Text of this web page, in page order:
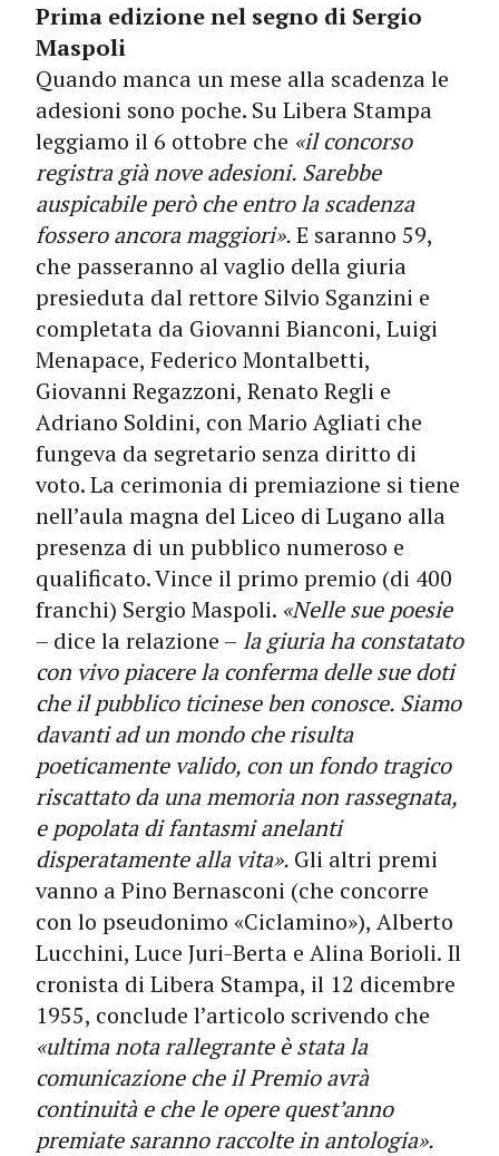
Prima edizione nel segno di Sergio
Maspoli
Quando manca un mese alla scadenza le
adesioni sono poche. Su Libera Stampa
leggiamo il 6 ottobre che «il concorso
registra già nove adesioni. Sarebbe
auspicabile però che entro la scadenza
fossero ancora maggiori».E saranno 59,
che passeranno al vaglio della giuria
presieduta dal rettore Silvio Sganzini e
completata da Giovanni Bianconi, Luigi
Menapace, Federico Montalbetti,
Giovanni Regazzoni, Renato Regli e
Adriano Soldini, con Mario Agliati che
fungeva da segretario senza diritto di
voto. La cerimonia di premiazione si tiene
nell’aula magna del Liceo di Lugano alla
presenza di un pubblico numeroso e
qualificato. Vince il primo premio (di 400
franchi) Sergio Maspoli. «Nelle sue poesie
– dice la relazione – la giuria ha constatato
con vivo piacere la conferma delle sue doti
che il pubblico ticinese ben conosce. Siamo
davanti ad un mondo che risulta
poeticamente valido, con un fondo tragico
riscattato da una memoria non rassegnata,
e popolata di fantasmi anelanti
disperatamente alla vita». Gli altri premi
vanno a Pino Bernasconi (che concorre
con lo pseudonimo «Ciclamino»), Alberto
Lucchini, Luce Juri-Berta e Alina Borioli. Il
cronista di Libera Stampa, il 12 dicembre
1955, conclude l’articolo scrivendo che
«ultima nota rallegrante è stata la
comunicazione che il Premio avrà
continuità e che le opere quest’anno
premiate saranno raccolte in antologia».